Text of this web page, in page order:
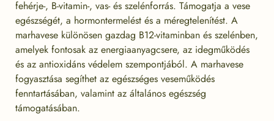
fehérje-, B-vitamin-, vas- és szelénforrás. Támogatja a vese
egészségét, a hormontermelést és a méregtelenítést. A
marhavese különösen gazdag B12-vitaminban és szelénben,
amelyek fontosak az energiaanyagcsere, az idegműködés
és az antioxidáns védelem szempontjából. A marhavese
fogyasztása segíthet az egészséges veseműködés
fenntartásában, valamint az általános egészség
támogatásában.